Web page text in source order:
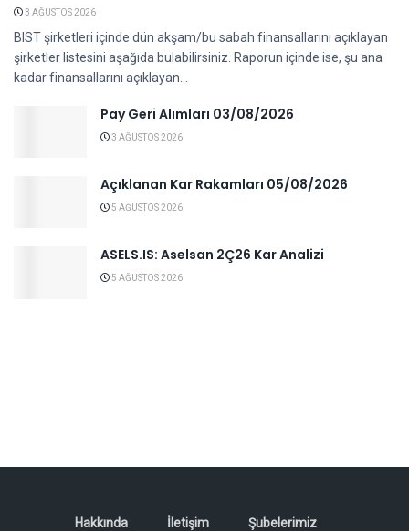
3 AĞUSTOS 2026
BIST şirketleri içinde dün akşam/bu sabah finansallarını açıklayan
şirketler listesini aşağıda bulabilirsiniz. Raporun içinde ise, şu ana
kadar finansallarını açıklayan...
Pay Geri Alımları 03/08/2026
3 AĞUSTOS 2026
Açıklanan Kar Rakamları 05/08/2026
5 AĞUSTOS 2026
ASELS.IS: Aselsan 2Ç26 Kar Analizi
5 AĞUSTOS 2026
Hakkında İletişim
Şubelerimiz